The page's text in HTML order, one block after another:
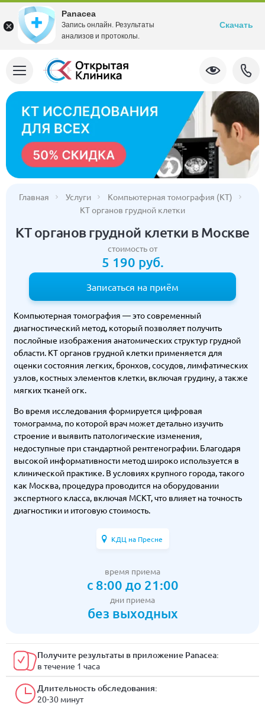
Главная Услуги
Компьютерная томография (КТ)
КТ органов грудной клетки
КТ органов грудной клетки в Москве
КДЦ на Пресне
стоимость от
5 190 руб.
Записаться на приём
Компьютерная томография — это современный
диагностический метод, который позволяет получить
послойные изображения анатомических структур грудной
области. КТ органов грудной клетки применяется для
оценки состояния легких, бронхов, сосудов, лимфатических
узлов, костных элементов клетки, включая грудину, а также
мягких тканей огк.
Во время исследования формируется цифровая
томограмма, по которой врач может детально изучить
строение и выявить патологические изменения,
недоступные при стандартной рентгенографии. Благодаря
высокой информативности метод широко используется в
клинической практике. В условиях крупного города, такого
как Москва, процедура проводится на оборудовании
экспертного класса, включая МСКТ, что влияет на точность
диагностики и итоговую стоимость.
время приема
с 8:00 до 21:00
дни приема
без выходных
Получите результаты в приложение Panacea:
в течение 1 часа
Длительность обследования:
20-30 минут
Panacea
Запись онлайн. Результаты
анализов и протоколы.
Скачать